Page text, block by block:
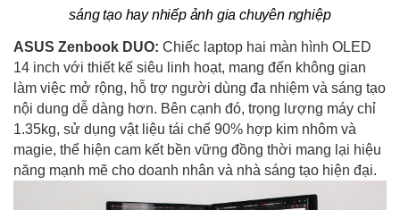
sáng tạo hay nhiếp ảnh gia chuyên nghiệp
ASUS Zenbook DUO: Chiếc laptop hai màn hình OLED
14 inch với thiết kế siêu linh hoạt, mang đến không gian
làm việc mở rộng, hỗ trợ người dùng đa nhiệm và sáng tạo
nội dung dễ dàng hơn. Bên cạnh đó, trọng lượng máy chỉ
1.35kg, sử dụng vật liệu tái chế 90% hợp kim nhôm và
magie, thể hiện cam kết bền vững đồng thời mang lại hiệu
năng mạnh mẽ cho doanh nhân và nhà sáng tạo hiện đại.